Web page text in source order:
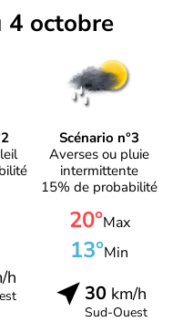
4 octobre
h
Scénario n°3
Averses ou pluie
intermittente
15% de probabilité
20°Max
13°Min
30 km/h
Sud-Ouest